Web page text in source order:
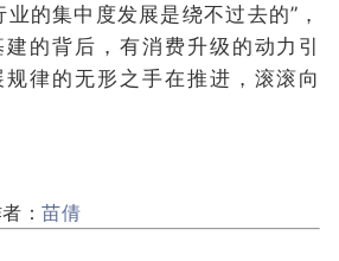
的集中度发展是绕不过去的”，
的背后，有消费升级的动力引
律的无形之手在推进，滚滚向
：苗倩